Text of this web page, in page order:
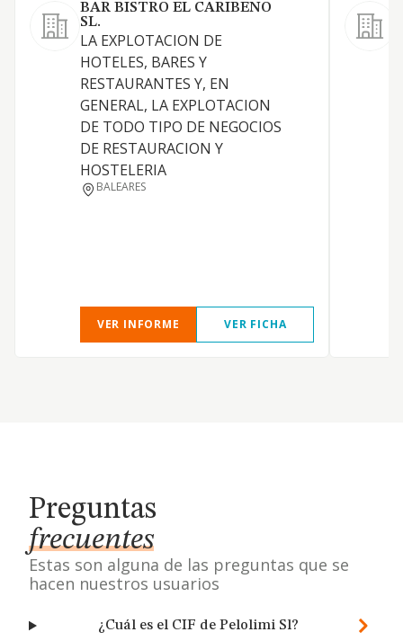
BAR BISTRO EL CARIBENO
SL.
LA EXPLOTACION DE
HOTELES, BARES Y
RESTAURANTES Y, EN
GENERAL, LA EXPLOTACION
DE TODO TIPO DE NEGOCIOS
DE RESTAURACION Y
HOSTELERIA
BALEARES
VER INFORME VER FICHA
Preguntas
frecuentes
Estas son alguna de las preguntas que se
hacen nuestros usuarios
¿Cuál es el CIF de Pelolimi Sl?